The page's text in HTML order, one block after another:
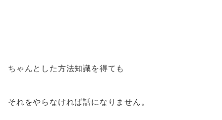
ちゃんとした方法知識を得ても
それをやらなければ話になりません。